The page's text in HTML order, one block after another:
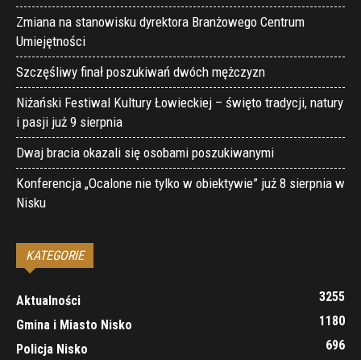
Zmiana na stanowisku dyrektora Branżowego Centrum
Umiejętności
Szczęśliwy finał poszukiwań dwóch mężczyzn
Niżański Festiwal Kultury Łowieckiej – święto tradycji, natury
i pasji już 9 sierpnia
Dwaj bracia okazali się osobami poszukiwanymi
Konferencja „Ocalone nie tylko w obiektywie” już 8 sierpnia w
Nisku
KATEGORIE
Aktualności
3255
Gmina i Miasto Nisko
1180
Policja Nisko
696